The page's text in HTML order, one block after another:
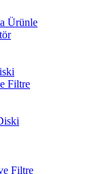
Ürünle
Filtre
Filtre